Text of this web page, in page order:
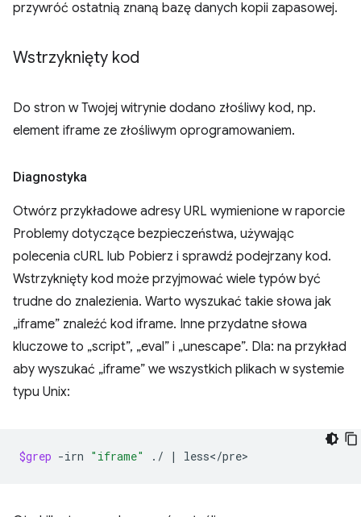
przywróć ostatnią znaną bazę danych kopii zapasowej.
Wstrzyknięty kod
Do stron w Twojej witrynie dodano złośliwy kod, np.
element iframe ze złośliwym oprogramowaniem.
Diagnostyka
Otwórz przykładowe adresy URL wymienione w raporcie
Problemy dotyczące bezpieczeństwa, używając
polecenia cURL lub Pobierz i sprawdź podejrzany kod.
Wstrzyknięty kod może przyjmować wiele typów być
trudne do znalezienia. Warto wyszukać takie słowa jak
„iframe” znaleźć kod iframe. Inne przydatne słowa
kluczowe to „script”, „eval” i „unescape”. Dla: na przykład
aby wyszukać „iframe” we wszystkich plikach w systemie
typu Unix:
$grep -irn "iframe" ./ |